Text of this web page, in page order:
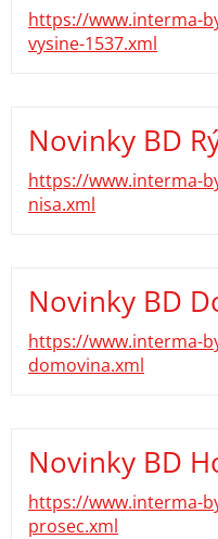
https://www.interma-
vysine-1537.xml
Novinky BD
https://www.interma-
nisa.xml
Novinky BD
https://www.interma-
domovina.xml
Novinky BD
https://www.interma-
prosec.xml